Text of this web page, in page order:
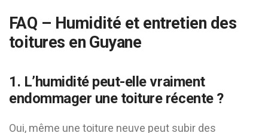
FAQ – Humidité et entretien des
toitures en Guyane
1. L’humidité peut-elle vraiment
endommager une toiture récente ?
Oui, même une toiture neuve peut subir des